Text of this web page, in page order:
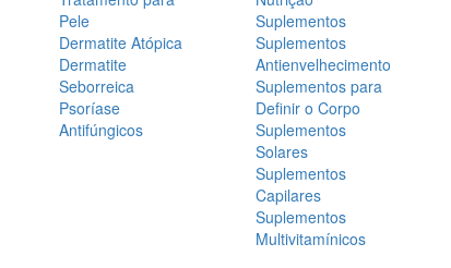
Pele
Dermatite Atópica
Dermatite
Seborreica
Psoríase
Antifúngicos
Suplementos
Suplementos
Antienvelhecimento
Suplementos para
Definir o Corpo
Suplementos
Solares
Suplementos
Capilares
Suplementos
Multivitamínicos